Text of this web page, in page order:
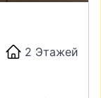
2 Этажей